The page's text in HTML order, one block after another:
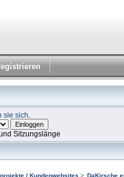
sie sich
Sitzungslänge
/ Kundenwebsites >